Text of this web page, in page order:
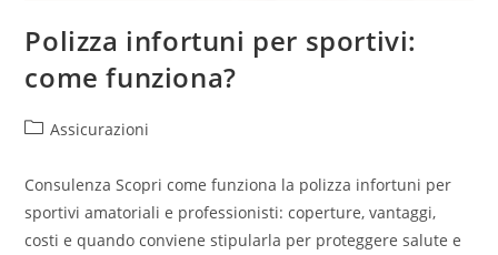
Polizza infortuni per sportivi:
come funziona?
Assicurazioni
Consulenza Scopri come funziona la polizza infortuni per
sportivi amatoriali e professionisti: coperture, vantaggi,
costi e quando conviene stipularla per proteggere salute e